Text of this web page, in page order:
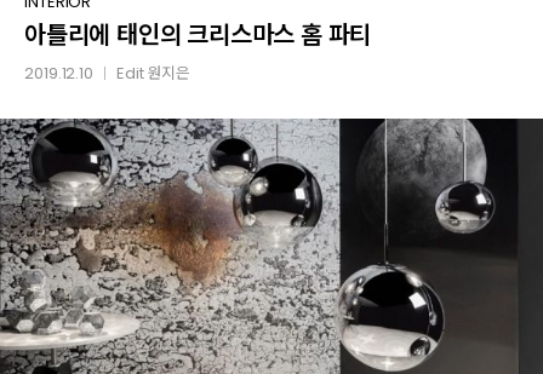
태인의
크리스마스
파티
아틀리에 태인의 크리스마스 홈 파티
2019.12.10 Edit원지은